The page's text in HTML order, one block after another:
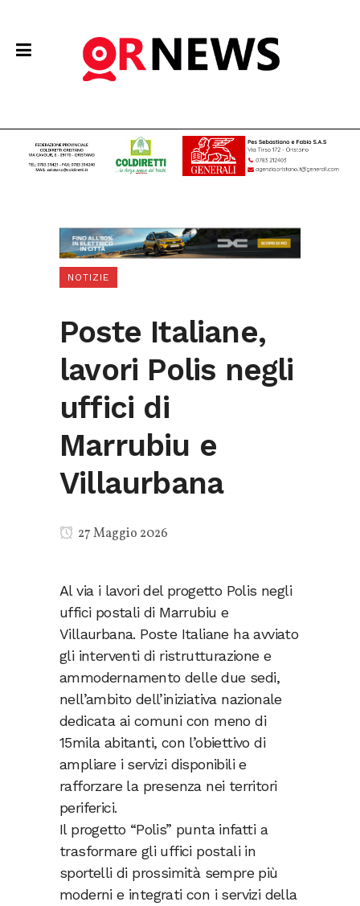
NOTIZIE
Poste Italiane,
lavori Polis negli
uffici di
Marrubiu e
Villaurbana
27 Maggio 2026
Al via i lavori del progetto Polis negli
uffici postali di Marrubiu e
Villaurbana. Poste Italiane ha avviato
gli interventi di ristrutturazione e
ammodernamento delle due sedi,
nell’ambito dell’iniziativa nazionale
dedicata ai comuni con meno di
15mila abitanti, con l’obiettivo di
ampliare i servizi disponibili e
rafforzare la presenza nei territori
periferici.
Il progetto “Polis” punta infatti a
trasformare gli uffici postali in
sportelli di prossimità sempre più
moderni e integrati con i servizi della